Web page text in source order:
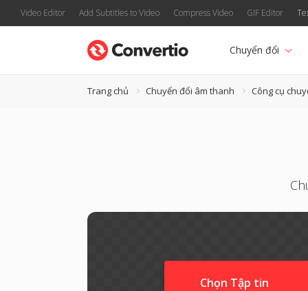
Video Editor Add Subtitles to Video Compress Video GIF Editor
Chuyển đổi
Trang chủ Chuyển đổi âm thanh Công cụ
Chọn Tập tin